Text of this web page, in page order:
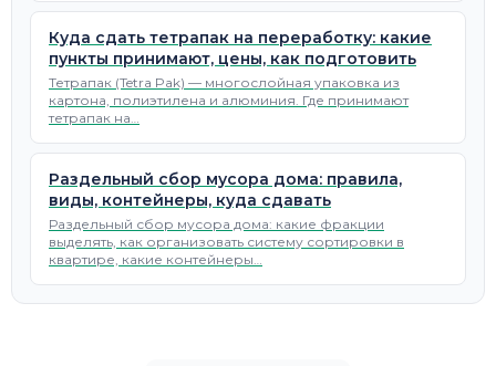
Куда сдать тетрапак на переработку: какие
пункты принимают, цены, как подготовить
Тетрапак (Tetra Pak) — многослойная упаковка из
картона, полиэтилена и алюминия. Где принимают
тетрапак на…
Раздельный сбор мусора дома: правила,
виды, контейнеры, куда сдавать
Раздельный сбор мусора дома: какие фракции
выделять, как организовать систему сортировки в
квартире, какие контейнеры…